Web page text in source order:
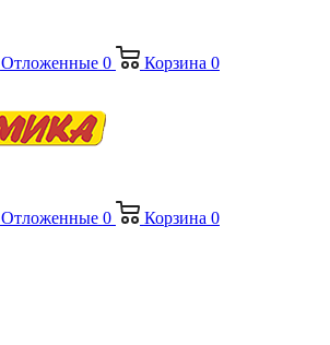
Отложенные 0 Корзина 0
Отложенные 0 Корзина 0